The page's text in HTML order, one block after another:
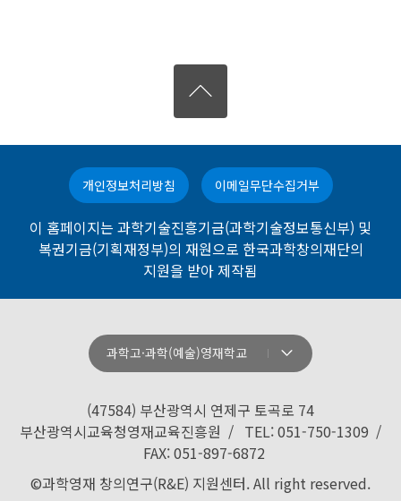
신속하고 정확한 발견이 중요하다. 개미는 1억년이 넘는 시간
동안 굴 주변에서 정확히 위치를 파악하지 못하는 먹이를 마주
칠 확률을 높이기 위해 전략을 마련해 왔으며 이러한 패턴은
실종자 수색을 위한 로봇의 이동방법에서 유용하게 사용될 수
있다. 더불어 정교한 센서나 장비들이 필요하지 않아 최악의
상황에서도 실종자 를 빠르게 찾아낼 수 있는 방법이 될 수 있
다. 본 연구팀은 개미가 불확실한 먹이의 대략적인 발견 거리
를 학습하였을 때 만들어내는 탐색경로의 형태를 분석하여 실
종자 수색로봇의 이동 방법에 적용해 보고자 한다.
JoHwaSeok․KimSeongWon․JungGiJu
850Mhz 안테나를 제작하고 해당 주파수에서의 태양 활동성
시각화 실험을 진행하여, NRRA에서 제공 하는 당일 실제 태양
이미지와 비교하여 안테나의 정확성을 검증하였다. 이후 LTE
Band 5 영역 태양 전파신호와 휴대폰 통신 전파신호를 수집
하는 실험을 진행하였다. 수집한 데이터를 이용하여 관측 시간
대에 따른 SNR 그래프로 시각화하였다. SNR그래프를 통해
태양활동이 휴대폰 통신에 미치는 영향을 분석하였다. 또한 태
석하는 프로그램을 제작하여, 태양 전파에 의해 저하된 LTE 신
호값을 확인하였다. 이를 통해 850Mhz 주파수 대역에서 태양
였다.
개인정보처리방침 이메일무단수집거부
이 홈페이지는 과학기술진흥기금(과학기술정보통신부) 및
복권기금(기획재정부)의 재원으로 한국과학창의재단의
지원을 받아 제작됨
과학고·과학(예술)영재학교
강원과학고등학교
경기북과학고등학교
경남과학고등학교
(47584) 부산광역시 연제구 토곡로 74
부산광역시교육청영재교육진흥원 / TEL: 051-750-1309 /
FAX: 051-897-6872
©과학영재 창의연구(R&E) 지원센터. All right reserved.